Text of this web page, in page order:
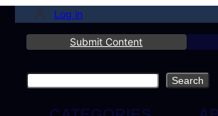
Log in
Submit Content
Search Search